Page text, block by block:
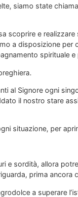
siamo state
scoprire e
a disposizione per
spirituale
al Signore ogni
il nostro stare
situazione, per
e sordità, allora
prima ancora
a superare